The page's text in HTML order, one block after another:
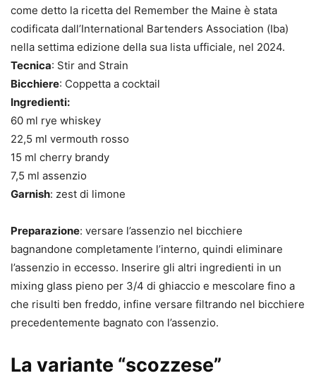
come detto la ricetta del Remember the Maine è stata
codificata dall’International Bartenders Association (Iba)
nella settima edizione della sua lista ufficiale, nel 2024.
Tecnica: Stir and Strain
Bicchiere: Coppetta a cocktail
Ingredienti:
60 ml rye whiskey
22,5 ml vermouth rosso
15 ml cherry brandy
7,5 ml assenzio
Garnish: zest di limone
Preparazione: versare l’assenzio nel bicchiere
bagnandone completamente l’interno, quindi eliminare
l’assenzio in eccesso. Inserire gli altri ingredienti in un
mixing glass pieno per 3/4 di ghiaccio e mescolare fino a
che risulti ben freddo, infine versare filtrando nel bicchiere
precedentemente bagnato con l’assenzio.
La variante “scozzese”